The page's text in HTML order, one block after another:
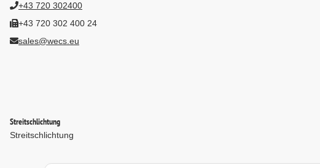
+43 720 302400
+43 720 302 400 24
sales@wecs.eu
Streitschlichtung
Streitschlichtung